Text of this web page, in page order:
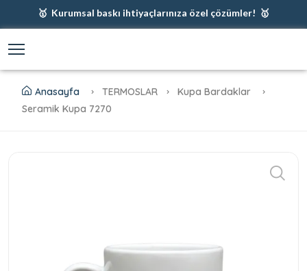
🥇 Kurumsal baskı ihtiyaçlarınıza özel çözümler! 🥇
🥇 Fiyatlarımıza baskı ve kargo dahildir! 🥇
Anasayfa TERMOSLAR
Kupa Bardaklar
Seramik Kupa 7270